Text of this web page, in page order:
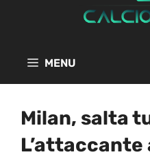
MENU
Milan, salta
L’attaccante